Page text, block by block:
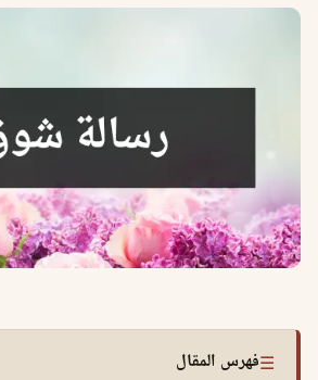
☰فهرس المقال